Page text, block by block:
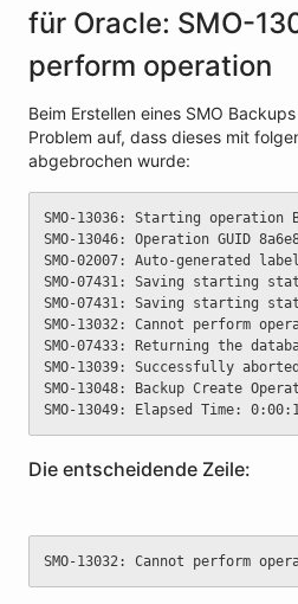
für Oracle: SMO-
perform operation
Beim Erstellen eines SMO
Problem auf, dass dieses mit
abgebrochen wurde:
SMO-13036: Starting operation
SMO-13046: Operation GUID
SMO-02007: Auto-generated
SMO-07431: Saving starting
SMO-07431: Saving starting
SMO-13032: Cannot perform
SMO-07433: Returning the
SMO-13039: Successfully
SMO-13048: Backup Create
SMO-13049: Elapsed Time:
Die entscheidende Zeile:
SMO-13032: Cannot perform